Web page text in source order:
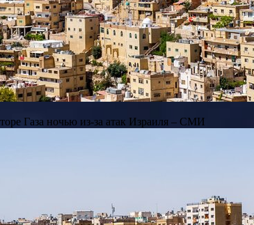
Газа ночью из-за атак Израиля – СМИ